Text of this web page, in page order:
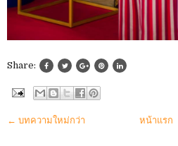
Share:
← บทความใหม่กว่า หน้าแรก